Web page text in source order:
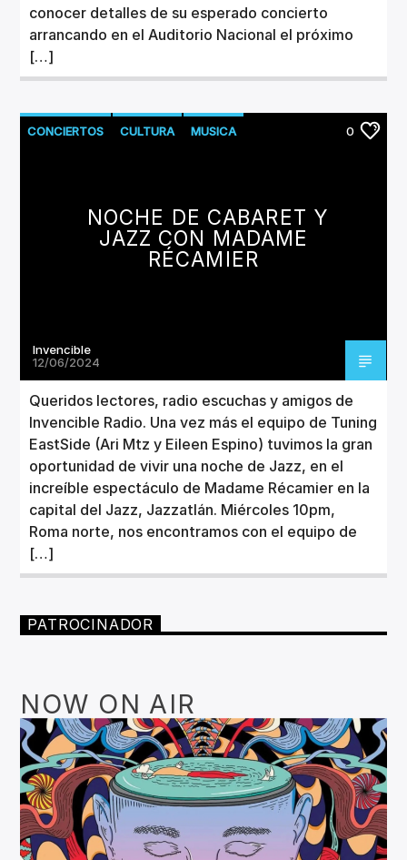
conocer detalles de su esperado concierto
arrancando en el Auditorio Nacional el próximo
[…]
CONCIERTOS CULTURA MUSICA 0
NOCHE DE CABARET Y
JAZZ CON MADAME
RÉCAMIER
Invencible
12/06/2024
Queridos lectores, radio escuchas y amigos de
Invencible Radio. Una vez más el equipo de Tuning
EastSide (Ari Mtz y Eileen Espino) tuvimos la gran
oportunidad de vivir una noche de Jazz, en el
increíble espectáculo de Madame Récamier en la
capital del Jazz, Jazzatlán. Miércoles 10pm,
Roma norte, nos encontramos con el equipo de
[…]
PATROCINADOR
NOW ON AIR